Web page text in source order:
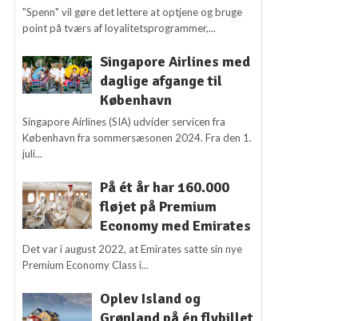
"Spenn" vil gøre det lettere at optjene og bruge
point på tværs af loyalitetsprogrammer,...
Singapore Airlines med
daglige afgange til
København
Singapore Airlines (SIA) udvider servicen fra
København fra sommersæsonen 2024. Fra den 1.
juli...
På ét år har 160.000
fløjet på Premium
Economy med Emirates
Det var i august 2022, at Emirates satte sin nye
Premium Economy Class i...
Oplev Island og